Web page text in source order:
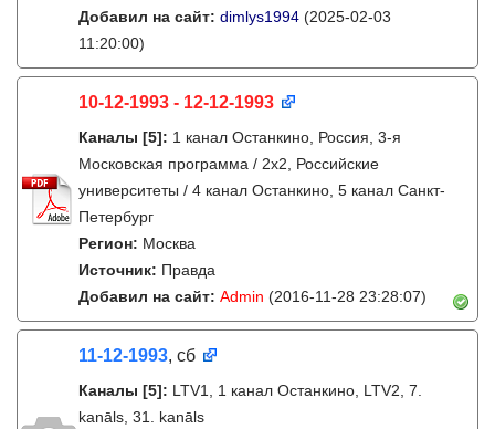
Добавил на сайт: dimlys1994 (2025-02-03
11:20:00)
10-12-1993 - 12-12-1993
Каналы [5]: 1 канал Останкино, Россия, 3-я
Московская программа / 2x2, Российские
университеты / 4 канал Останкино, 5 канал Санкт-
Петербург
Регион: Москва
Источник: Правда
Добавил на сайт: Admin (2016-11-28 23:28:07)
11-12-1993, сб
Каналы [5]: LTV1, 1 канал Останкино, LTV2, 7.
kanāls, 31. kanāls